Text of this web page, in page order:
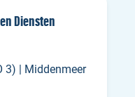
Diensten
3) | Middenmeer